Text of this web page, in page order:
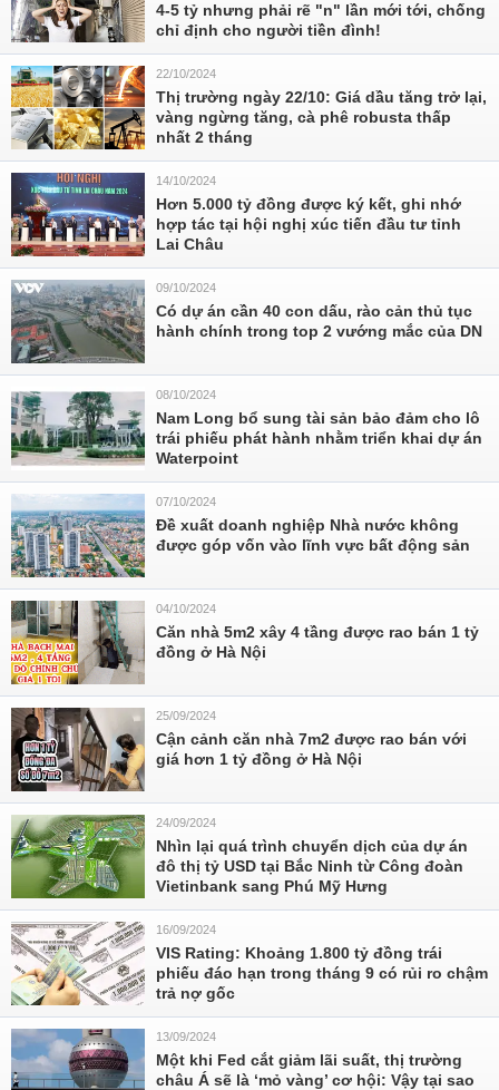
4-5 tỷ nhưng phải rẽ "n" lần mới tới, chống
chỉ định cho người tiền đình!
22/10/2024
Thị trường ngày 22/10: Giá dầu tăng trở lại,
vàng ngừng tăng, cà phê robusta thấp
nhất 2 tháng
14/10/2024
Hơn 5.000 tỷ đồng được ký kết, ghi nhớ
hợp tác tại hội nghị xúc tiến đầu tư tỉnh
Lai Châu
09/10/2024
Có dự án cần 40 con dấu, rào cản thủ tục
hành chính trong top 2 vướng mắc của DN
08/10/2024
Nam Long bổ sung tài sản bảo đảm cho lô
trái phiếu phát hành nhằm triển khai dự án
Waterpoint
07/10/2024
Đề xuất doanh nghiệp Nhà nước không
được góp vốn vào lĩnh vực bất động sản
04/10/2024
Căn nhà 5m2 xây 4 tầng được rao bán 1 tỷ
đồng ở Hà Nội
25/09/2024
Cận cảnh căn nhà 7m2 được rao bán với
giá hơn 1 tỷ đồng ở Hà Nội
24/09/2024
Nhìn lại quá trình chuyển dịch của dự án
đô thị tỷ USD tại Bắc Ninh từ Công đoàn
Vietinbank sang Phú Mỹ Hưng
16/09/2024
VIS Rating: Khoảng 1.800 tỷ đồng trái
phiếu đáo hạn trong tháng 9 có rủi ro chậm
trả nợ gốc
13/09/2024
Một khi Fed cắt giảm lãi suất, thị trường
châu Á sẽ là ‘mỏ vàng’ cơ hội: Vậy tại sao